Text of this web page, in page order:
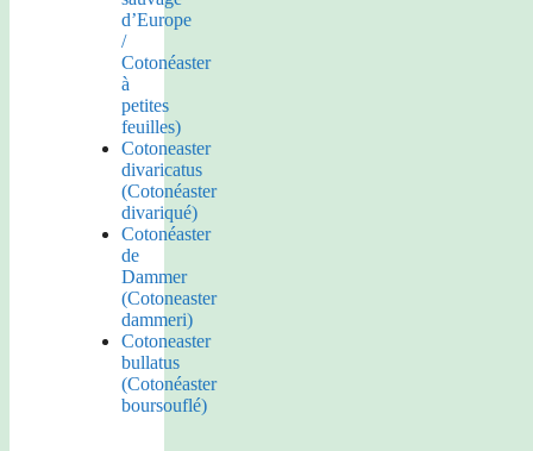
d’Europe
/
Cotonéaster
à
petites
feuilles)
Cotoneaster
divaricatus
(Cotonéaster
divariqué)
Cotonéaster
de
Dammer
(Cotoneaster
dammeri)
Cotoneaster
bullatus
(Cotonéaster
boursouflé)